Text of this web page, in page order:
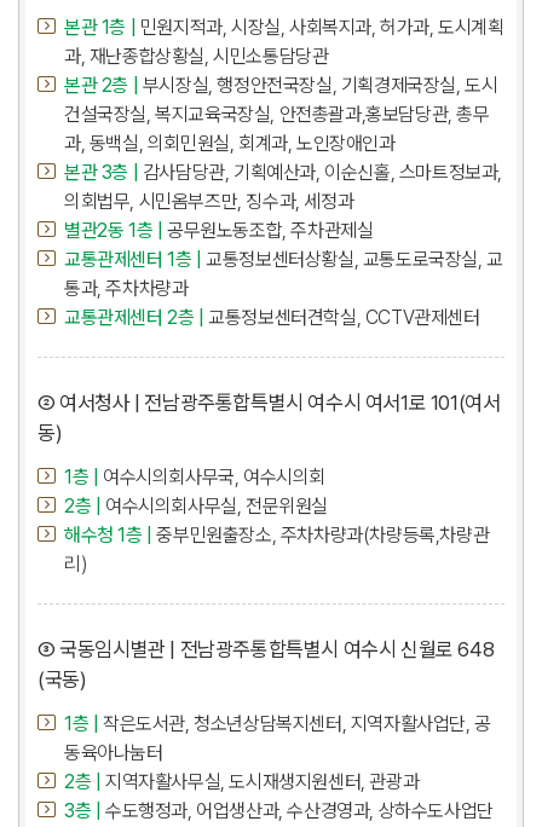
본관 1층 |
민원지적과, 시장실, 사회복지과, 허가과, 도시계획
과, 재난종합상황실, 시민소통담당관
본관 2층 |
부시장실, 행정안전국장실, 기획경제국장실, 도시
건설국장실, 복지교육국장실, 안전총괄과,홍보담당관, 총무
과, 동백실, 의회민원실, 회계과, 노인장애인과
본관 3층 |
감사담당관, 기획예산과, 이순신홀, 스마트정보과,
의회법무, 시민옴부즈만, 징수과, 세정과
별관2동 1층 |
공무원노동조합, 주차관제실
교통관제센터 1층 |
교통정보센터상황실, 교통도로국장실, 교
통과, 주차차량과
교통관제센터 2층 |
교통정보센터견학실, CCTV관제센터
② 여서청사 | 전남광주통합특별시 여수시 여서1로 101(여서
동)
1층 |
여수시의회사무국, 여수시의회
2층 |
여수시의회사무실, 전문위원실
해수청 1층 |
중부민원출장소, 주차차량과(차량등록,차량관
리)
③ 국동임시별관 | 전남광주통합특별시 여수시 신월로 648
(국동)
1층 |
작은도서관, 청소년상담복지센터, 지역자활사업단, 공
동육아나눔터
2층 |
지역자활사무실, 도시재생지원센터, 관광과
3층 |
수도행정과, 어업생산과, 수산경영과, 상하수도사업단